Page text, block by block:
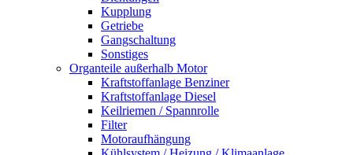
Kupplung
Getriebe
Gangschaltung
Sonstiges
Organteile außerhalb Motor
Kraftstoffanlage Benziner
Kraftstoffanlage Diesel
Keilriemen / Spannrolle
Filter
Motoraufhängung